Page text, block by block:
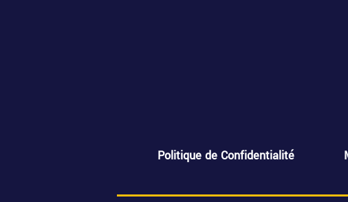
Politique de Confidentialité